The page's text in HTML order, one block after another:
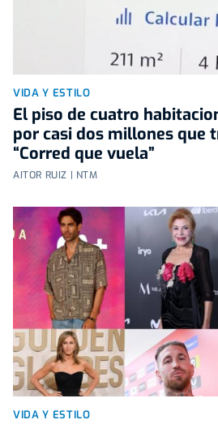
VIDA Y ESTILO
El piso de cuatro
por casi dos millones que
“Corred que vuela”
AITOR RUIZ | NTM
VIDA Y ESTILO